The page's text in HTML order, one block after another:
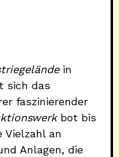
in
sich das
faszinierender
bot bis
Vielzahl an
Anlagen, die